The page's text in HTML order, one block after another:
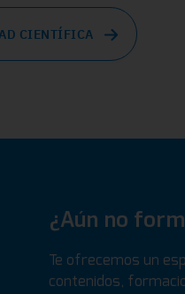
CIENTÍFICA
¿Aún no
Te ofrecemos un
contenidos,